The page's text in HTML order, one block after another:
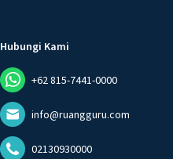
Hubungi Kami
+62 815-7441-0000
info@ruangguru.com
02130930000